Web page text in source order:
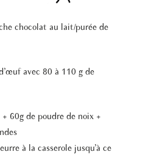
chocolat au lait/purée de
avec 80 à 110 g de
60g de poudre de noix +
à la casserole jusqu’à ce